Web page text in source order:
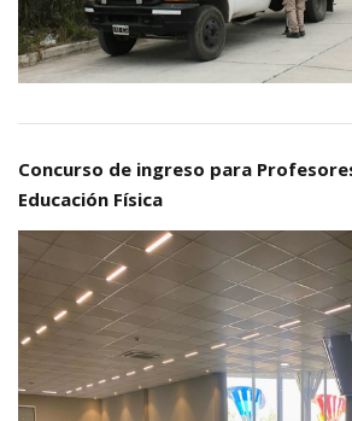
Concurso de ingreso para
Educación Física